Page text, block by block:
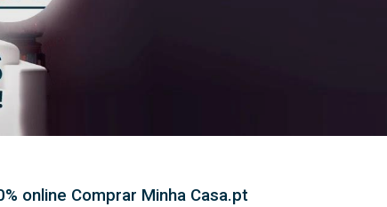
online Comprar Minha Casa.pt